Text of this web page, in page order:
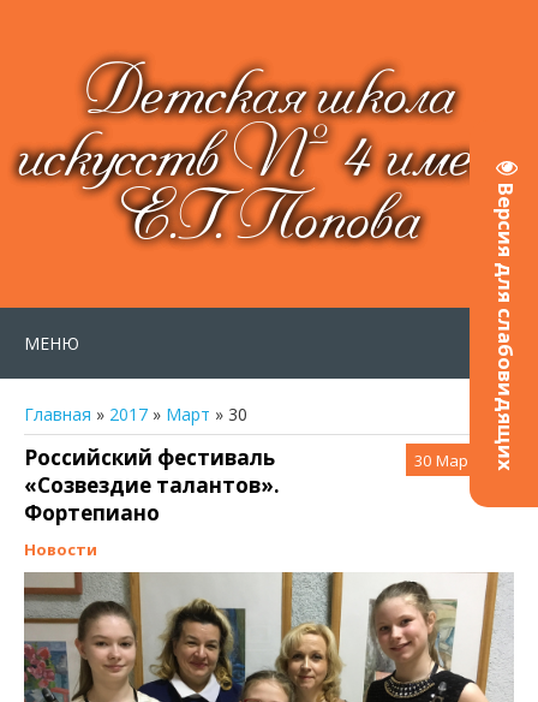
Версия для слабовидящих
Детская школа
искусств № 4 имени
Е.Г. Попова
МЕНЮ
Главная » 2017 » Март » 30
30 Мар 2017
Российский фестиваль
«Созвездие талантов».
Фортепиано
Новости